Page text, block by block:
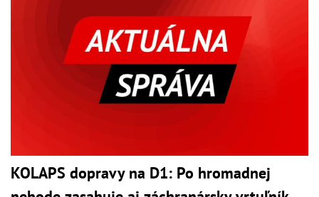
KOLAPS dopravy na D1: Po hromadnej